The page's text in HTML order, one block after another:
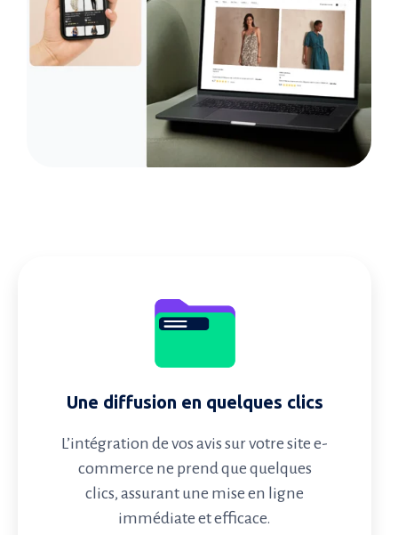
Une diffusion en quelques clics
L’intégration de vos avis sur votre site e-
commerce ne prend que quelques
clics, assurant une mise en ligne
immédiate et efficace.